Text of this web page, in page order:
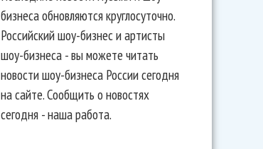
бизнеса обновляются круглосуточно.
Российский шоу-бизнес и артисты
шоу-бизнеса - вы можете читать
новости шоу-бизнеса России сегодня
на сайте. Сообщить о новостях
сегодня - наша работа.